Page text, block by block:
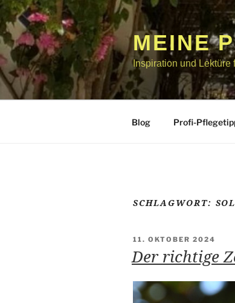
Zum
Inhalt
springen
MEINE
Inspiration und Lektüre
Blog Profi-
SCHLAGWORT:
VERÖFFENTLICHT
11. OKTOBER 2024
Der richtige